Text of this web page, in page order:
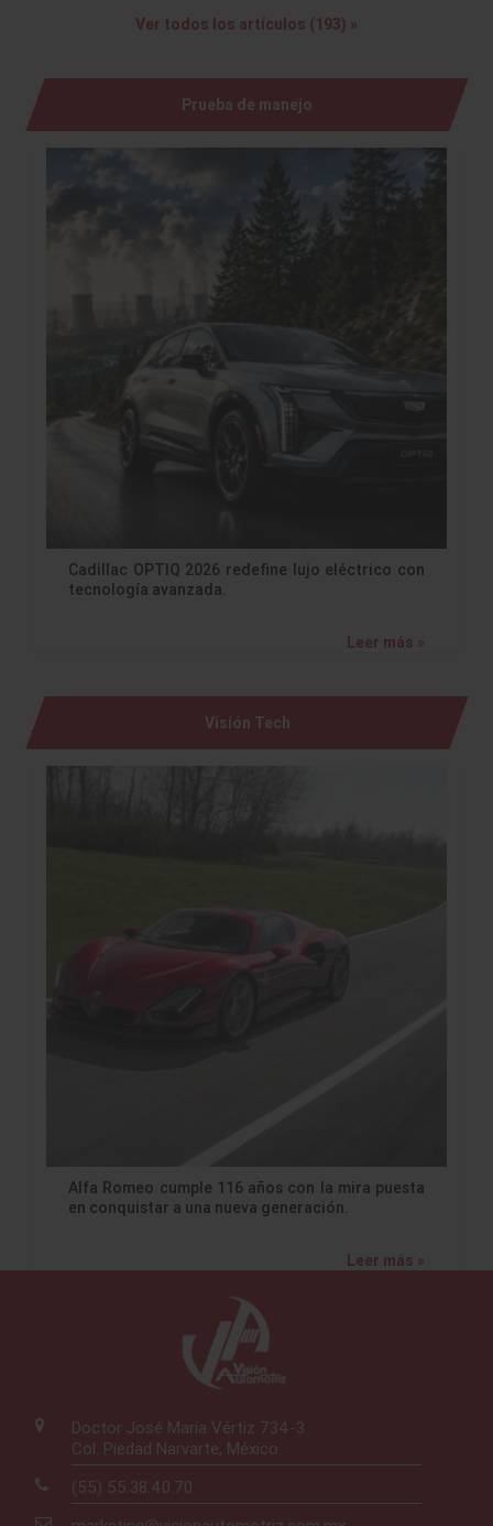
Ver todos los artículos (193) »
Prueba de manejo
Cadillac OPTIQ 2026 redefine lujo eléctrico con
tecnología avanzada.
Leer más »
Visión Tech
Alfa Romeo cumple 116 años con la mira puesta
en conquistar a una nueva generación.
Leer más »
Doctor José María Vértiz 734-3
Col. Piedad Narvarte, México
(55) 55.38.40.70